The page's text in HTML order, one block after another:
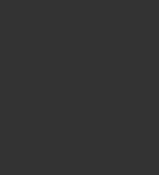
NOIR キャンドル